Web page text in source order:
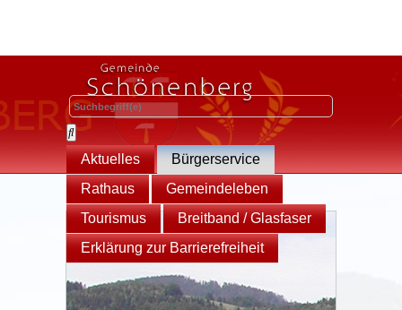
Aktuelles
Bürgerservice
Rathaus
Gemeindeleben
Tourismus
Breitband / Glasfaser
Erklärung zur Barrierefreiheit